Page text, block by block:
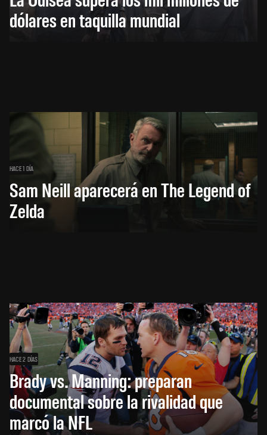
dólares en taquilla mundial
HACE 1 DÍA
Sam Neill aparecerá en The Legend of
Zelda
HACE 2 DÍAS
Brady vs. Manning: preparan
documental sobre la rivalidad que
marcó la NFL